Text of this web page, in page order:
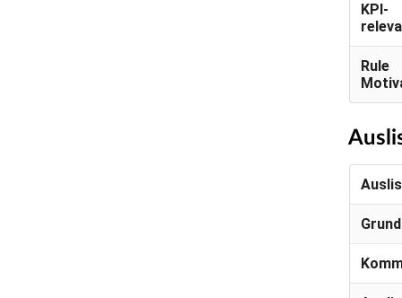
KPI-
Rule